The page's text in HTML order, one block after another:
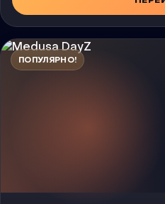
ПОПУЛЯРНО!